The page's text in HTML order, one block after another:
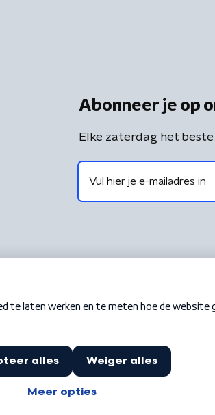
Abonneer je op
Elke zaterdag het beste